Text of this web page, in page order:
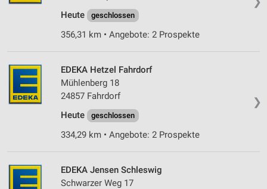
Heute
geschlossen
356,31 km • Angebote: 2 Prospekte
❯
EDEKA Hetzel Fahrdorf
Mühlenberg 18
24857 Fahrdorf
Heute
geschlossen
334,29 km • Angebote: 2 Prospekte
EDEKA Jensen Schleswig
Schwarzer Weg 17
Entwicklung und Verbesserung der Angebote
Verwendung reduzierter Daten zur Auswahl von
Verwendung genauer Standortdaten
Geräte anhand von aktiv angeforderten
Informationen identifizieren
Nicht-IAB-Verarbeitungszwecke:
Performance